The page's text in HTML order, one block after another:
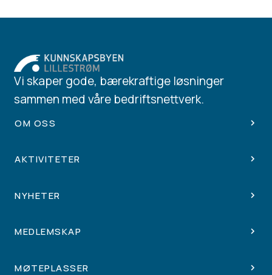
Vi skaper gode, bærekraftige løsninger
sammen med våre bedriftsnettverk.
OM OSS
AKTIVITETER
NYHETER
MEDLEMSKAP
MØTEPLASSER